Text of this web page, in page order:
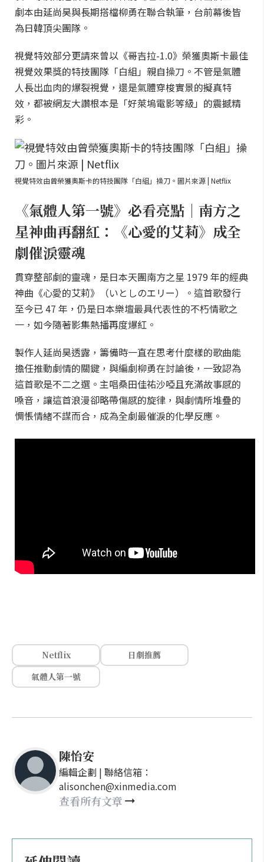
劇本由延尚昊與長期搭檔柳勇在聯合執筆，台前幕後皆
為日韓頂尖團隊。
視覺特效部分更請來曾以《哥吉拉-1.0》榮獲奧斯卡最佳
視覺效果獎的特技團隊「白組」親自操刀。不管是氣體
人長出血肉的爆裂視覺，還是氣體穿梭實景的擬真特
效，都被網友大讚根本是「好萊塢電影等級」的震撼精
彩。
視覺特效由曾榮獲奧斯卡的特技團隊「白組」操刀。圖片來源 | Netflix
《氣體人第一號》必看亮點｜南方之
星神曲再翻紅：《心愛的艾莉》成全
劇催淚靈魂
貫穿整部劇的靈魂，是日本天團南方之星 1979 年的經典
神曲《心愛的艾莉》（いとしのエリー）。這首歌發行
至今已 47 年，仍是日本樂壇最具代表性的不朽情歌之
一，如今隨著影集熱播再度爆紅。
製作人延尚昊透露，籌備時一直在思考什麼樣的歌曲能
擔任推動劇情的關鍵，與編劇柳勇在討論後，一致認為
這首歌是不二之選。主唱桑田佳祐沙啞且充滿故事感的
嗓音，讓這首浪漫卻略帶傷感的旋律，與劇情所堆疊的
惆悵情緒不謀而合，成為全劇最催淚的化學反應。
Netflix
日劇推薦
氣體人第一號
陳怡安
編輯企劃 | 聯絡信箱：
alisonchen@xinmedia.com
查看所有文章